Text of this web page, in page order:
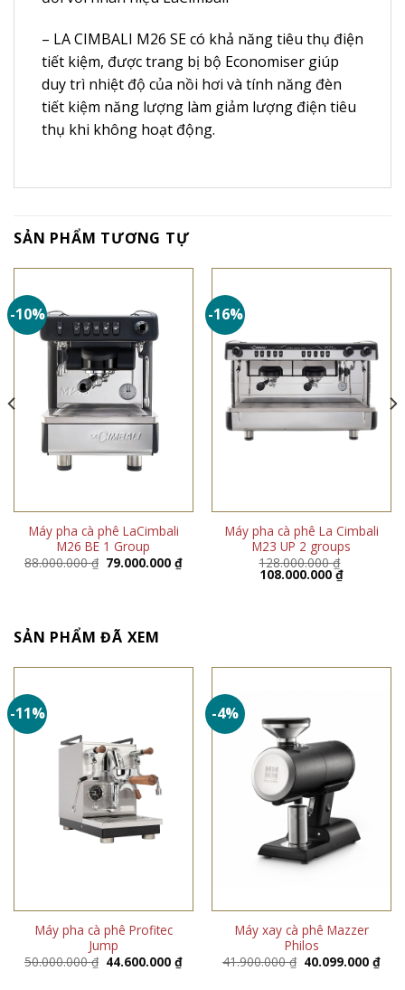
– LA CIMBALI M26 SE có khả năng tiêu thụ điện
tiết kiệm, được trang bị bộ Economiser giúp
duy trì nhiệt độ của nồi hơi và tính năng đèn
tiết kiệm năng lượng làm giảm lượng điện tiêu
thụ khi không hoạt động.
SẢN PHẨM TƯƠNG TỰ
-10%
Máy pha cà phê LaCimbali
M26 BE 1 Group
88.000.000₫ Giá
gốc
79.000.000₫Giá
-16%
Máy pha cà phê La Cimbali
M23 UP 2 groups
128.000.000₫
Giá
gốc
108.000.000₫Giá
SẢN PHẨM ĐÃ XEM
-11%
Máy pha cà phê Profitec
Jump
50.000.000₫ Giá
44.600.000₫Giá
-4%
Máy xay cà phê Mazzer
Philos
41.900.000₫ Giá
40.099.000₫Giá